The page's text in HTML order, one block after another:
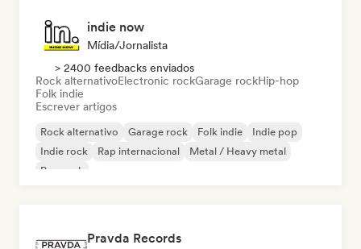
indie now
Mídia/Jornalista
> 2400 feedbacks enviados
Rock alternativoElectronic rockGarage rockHip-hop
Folk indie
Escrever artigos
Rock alternativo Garage rock Folk indie
Indie pop
Indie rock
Rap internacional
Metal / Heavy metal
Pop rock
Pravda Records